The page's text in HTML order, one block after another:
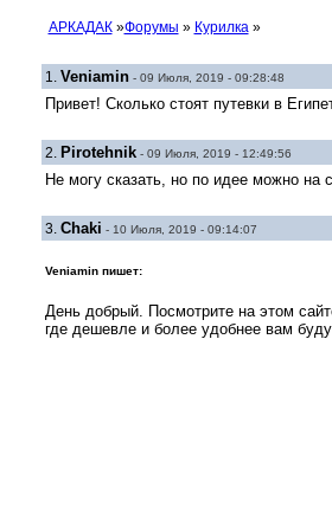
АРКАДАК»Форумы » Курилка»
1. Veniamin- 09 Июля, 2019 - 09:28:48
Привет! Сколько стоят путевки в
2. Pirotehnik- 09 Июля, 2019 - 12:49:56
Не могу сказать, но по идее можно
3. Chaki - 10 Июля, 2019 - 09:14:07
Veniamin пишет:
День добрый. Посмотрите на этом
где дешевле и более удобнее вам